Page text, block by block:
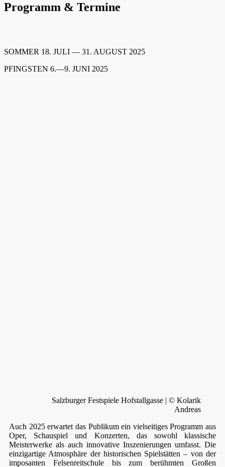
Programm & Termine
SOMMER 18. JULI — 31. AUGUST 2025
PFINGSTEN 6.—9. JUNI 2025
Salzburger Festspiele Hofstallgasse | © Kolarik
Andreas
Auch 2025 erwartet das Publikum ein vielseitiges Programm aus
Oper, Schauspiel und Konzerten, das sowohl klassische
Meisterwerke als auch innovative Inszenierungen umfasst. Die
einzigartige Atmosphäre der historischen Spielstätten – von der
imposanten Felsenreitschule bis zum berühmten Großen